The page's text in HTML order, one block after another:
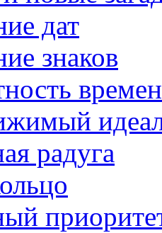
дат
знаков
радуга